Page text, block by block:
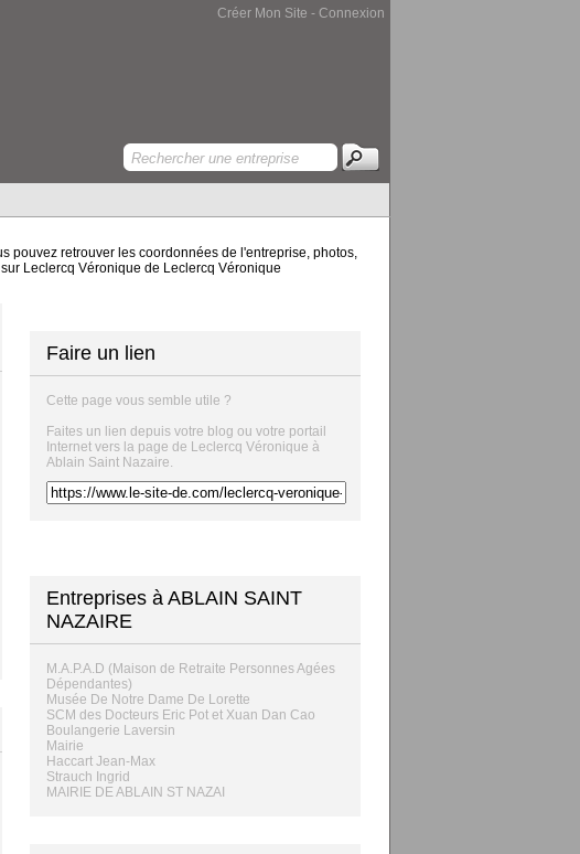
Créer Mon Site - Connexion
pouvez retrouver les coordonnées de l'entreprise, photos,
Leclercq Véronique de Leclercq Véronique
Faire un lien
Cette page vous semble utile ?
Faites un lien depuis votre blog ou votre portail
Internet vers la page de Leclercq Véronique à
Ablain Saint Nazaire.
Entreprises à ABLAIN SAINT
NAZAIRE
M.A.P.A.D (Maison de Retraite Personnes Agées
Dépendantes)
Musée De Notre Dame De Lorette
SCM des Docteurs Eric Pot et Xuan Dan Cao
Boulangerie Laversin
Mairie
Haccart Jean-Max
Strauch Ingrid
MAIRIE DE ABLAIN ST NAZAI